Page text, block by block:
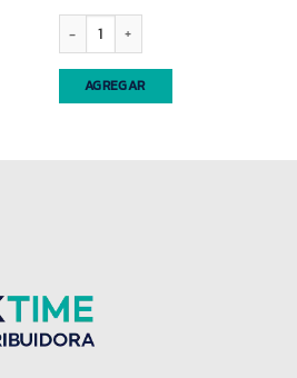
(65005) cantidad
Colador n10 c/maya plastica
AGREGAR